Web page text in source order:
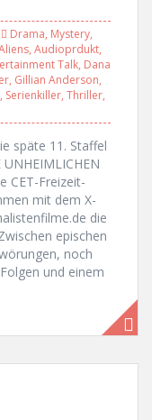
Drama, Mystery,
, Audioprdukt,
Talk, Dana
, Gillian Anderson,
, Serienkiller, Thriller,
späte 11. Staffel
CET-Freizeit-
mit dem X-
die
epischen
noch
und einem